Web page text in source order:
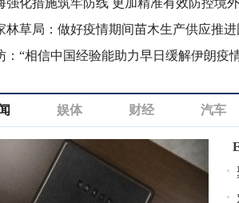
强化措施筑牢防线 更加精准有效防控境
林草局：做好疫情期间苗木生产供应推进
：“相信中国经验能助力早日缓解伊朗疫
娱体 财经 汽车